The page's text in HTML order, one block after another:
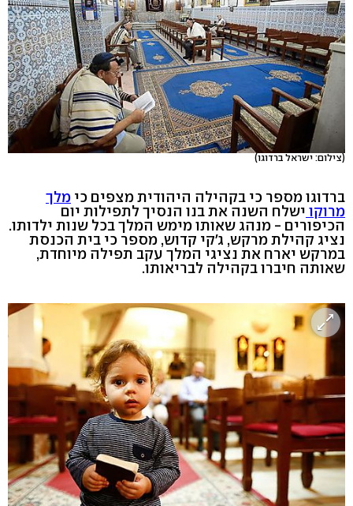
(צילום: ישראל ברדוגו)
ברדוגו מספר כי בקהילה היהודית מצפים כי מלך
מרוקו ישלח השנה את בנו הנסיך לתפילות יום
הכיפורים - מנהג שאותו מימש המלך בכל שנות ילדותו.
נציג קהילת מרקש, ג'קי קדוש, מספר כי בית הכנסת
במרקש יארח את נציגי המלך עקב תפילה מיוחדת,
שאותה חיברו בקהילה לבריאותו.